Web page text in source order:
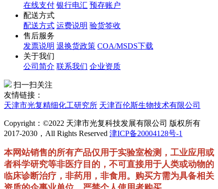
支付方式
在线支付
配送方式
配送方式
售后服务
发票说明
关于我们
扫一扫关注
友情链接：
Copyright：©2022 天津市光复科技发展有限公司 版权所有
本网站销售的所有产品仅用于实验室检测，工业应用或
者科学研究等非医疗目的，不可直接用于人类或动物的
临床诊断治疗，非药用，非食用。购买方需为具备相关